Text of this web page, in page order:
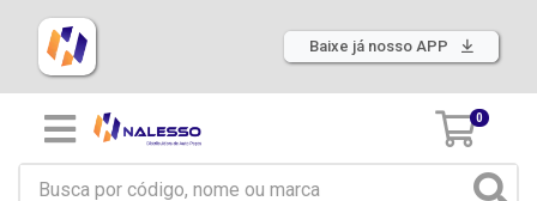
Baixe já nosso APP
0